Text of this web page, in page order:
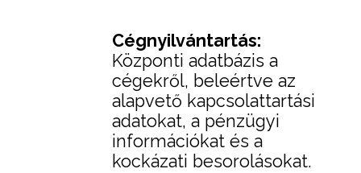
Cégnyilvántartás:
Központi adatbázis a
cégekről, beleértve az
alapvető kapcsolattartási
adatokat, a pénzügyi
információkat és a
kockázati besorolásokat.